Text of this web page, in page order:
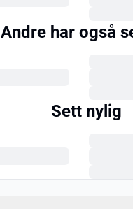
Andre har også
Sett nylig